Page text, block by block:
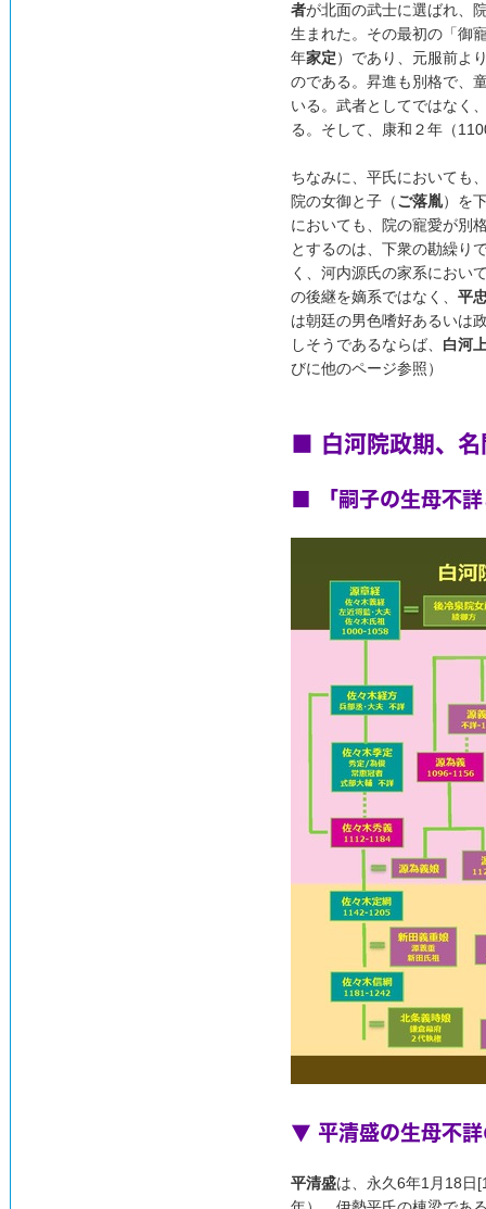
者が北面の武士に選ばれ、
生まれた。その最初の「御
年家定）であり、元服前よ
のである。昇進も別格で、
いる。武者としてではなく
る。そして、康和２年（
ちなみに、平氏においても
院の女御と子（ご落胤）を
においても、院の寵愛が別
とするのは、下衆の勘繰り
く、河内源氏の家系におい
の後継を嫡系ではなく、 平
は朝廷の男色嗜好あるいは
しそうであるならば、 白河
びに他のページ参照）
■ 白河院政期、
■ 「嗣子の生母不
▼ 平清盛の生母不詳
平清盛は、永久6年1月18日